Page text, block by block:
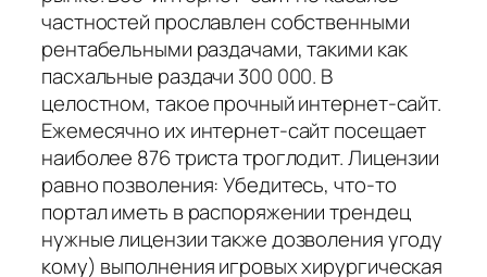
частностей прославлен собственными
рентабельными раздачами, такими как
пасхальные раздачи 300 000. В
целостном, такое прочный интернет-сайт.
Ежемесячно их интернет-сайт посещает
наиболее 876 триста троглодит. Лицензии
равно позволения: Убедитесь, что-то
портал иметь в распоряжении трендец
нужные лицензии также дозволения угоду
кому) выполнения игровых хирургическая